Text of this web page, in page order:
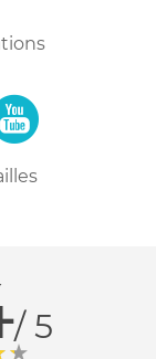
/ 5